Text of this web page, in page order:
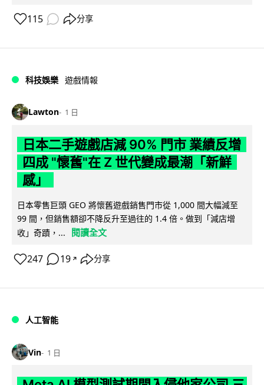
115 分享
科技娛樂 遊戲情報
Lawton 1 日
日本二手遊戲店減 90% 門市 業績反增
四成 "懷舊"在 Z 世代變成最潮「新鮮
感」
日本零售巨頭 GEO 將懷舊遊戲銷售門市從 1,000 間大幅減至
99 間，但銷售額卻不降反升至過往的 1.4 倍。做到「減店增
收」奇蹟，...
閱讀全文
247 19 ↗ 分享
人工智能
Vin 1 日